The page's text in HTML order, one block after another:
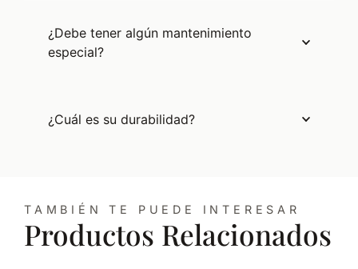
¿Debe tener algún mantenimiento
especial?
¿Cuál es su durabilidad?
TAMBIÉN TE PUEDE INTERESAR
Productos Relacionados